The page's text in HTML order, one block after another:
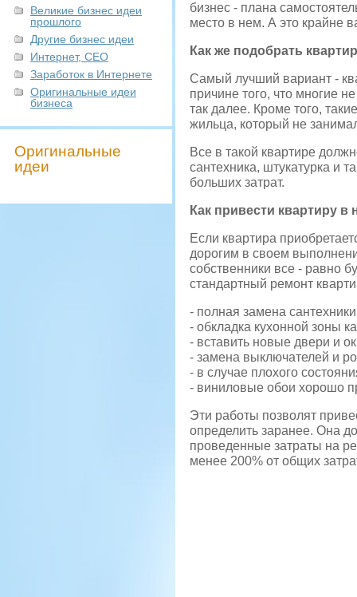
Великие бизнес идеи
прошлого
Другие бизнес идеи
Интернет, СЕО
Заработок в Интернете
Оригинальные идеи
бизнеса
Оригинальные
идеи
бизнес - плана
место в нем. А это крайне
Как же подобрать
Самый лучший вариант -
причине того, что многие
так далее. Кроме того,
жильца, который не
Все в такой квартире
сантехника, штукатурка и
больших затрат.
Как привести квартиру
Если квартира
дорогим в своем
собственники все - равно
стандартный ремонт
- полная замена
- обкладка кухонной зоны
- вставить новые двери и
- замена выключателей и
- в случае плохого
- виниловые обои хорошо
Эти работы позволят
определить заранее. Она
проведенные затраты на
менее 200% от общих